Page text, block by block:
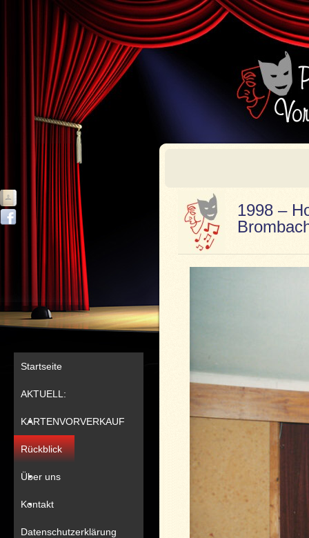
Startseite
AKTUELL:
KARTENVORVERKAUF
Rückblick
Über uns
Kontakt
Datenschutzerklärung
1998 –